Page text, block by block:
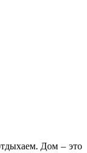
Дом – это